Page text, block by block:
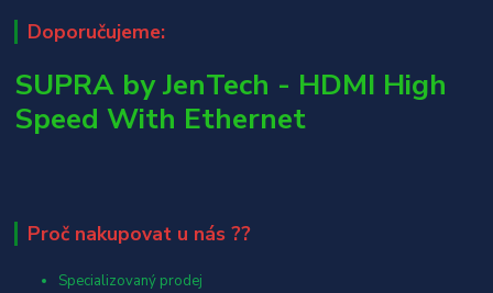
Doporučujeme:
SUPRA by JenTech - HDMI High
Speed With Ethernet
Proč nakupovat u nás ??
Specializovaný prodej